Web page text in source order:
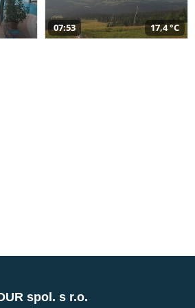
07:53 17,4 °C
spol. s r.o.